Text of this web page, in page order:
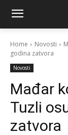
Home Novosti
godina zatvora
Novosti
Mađar
Tuzli
zatvora